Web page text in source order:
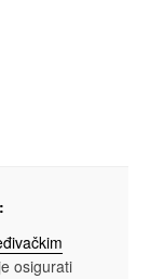
osigurati